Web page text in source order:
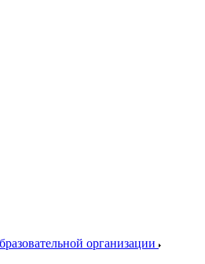
организации